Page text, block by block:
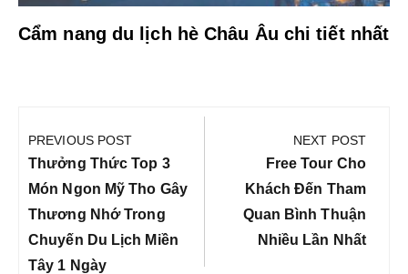
Cẩm nang du lịch hè Châu Âu chi tiết nhất
hướng
bài
viết
PREVIOUS POST
Previous
Post:
Thưởng Thức Top 3
Món Ngon Mỹ Tho Gây
Thương Nhớ Trong
Chuyến Du Lịch Miền
Tây 1 Ngày
NEXT POST
Next
Post:
Free Tour Cho
Khách Đến Tham
Quan Bình Thuận
Nhiều Lần Nhất